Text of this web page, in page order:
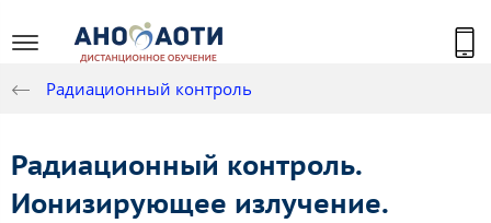
Радиационный контроль
Радиационный контроль.
Ионизирующее излучение.